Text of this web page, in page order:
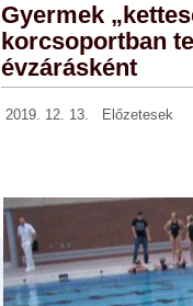
Gyermek
korcsoportban
évzárásként
2019. 12. 13. Előzetesek